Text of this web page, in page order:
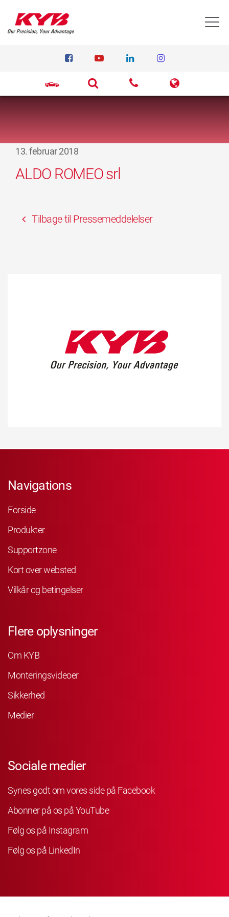
13. februar 2018
ALDO ROMEO srl
Tilbage til Pressemeddelelser
Navigations
Forside
Produkter
Supportzone
Kort over websted
Vilkår og betingelser
Flere oplysninger
Om KYB
Monteringsvideoer
Sikkerhed
Medier
Sociale medier
Synes godt om vores side på Facebook
Abonner på os på YouTube
Følg os på Instagram
Følg os på LinkedIn